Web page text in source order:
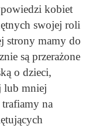
kobiet
swojej roli
strony mamy do
są przerażone
o dzieci,
lub mniej
na